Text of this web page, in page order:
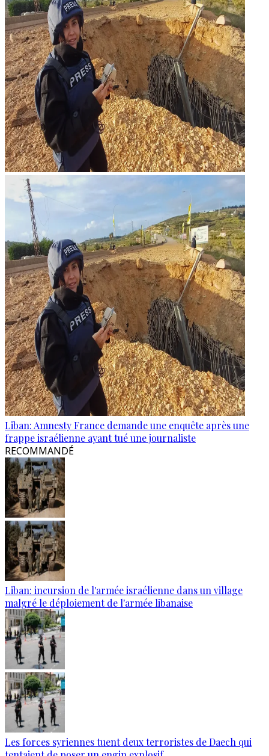
Liban: Amnesty France demande une enquête après une
frappe israélienne ayant tué une journaliste
RECOMMANDÉ
Liban: incursion de l'armée israélienne dans un village
malgré le déploiement de l'armée libanaise
Les forces syriennes tuent deux terroristes de Daech qui